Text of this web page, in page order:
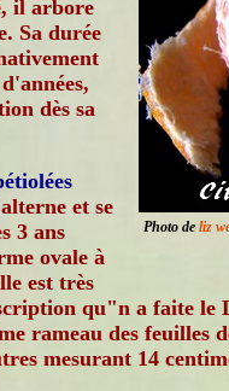
Photo de liz
il arbore
Sa durée
dès sa
et se
3 ans
ovale à
est très
qu"n a faite le
rameau des feuilles
mesurant 14